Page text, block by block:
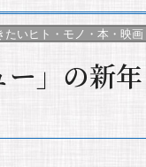
たいヒト・モノ・本・映画
ー」の新年